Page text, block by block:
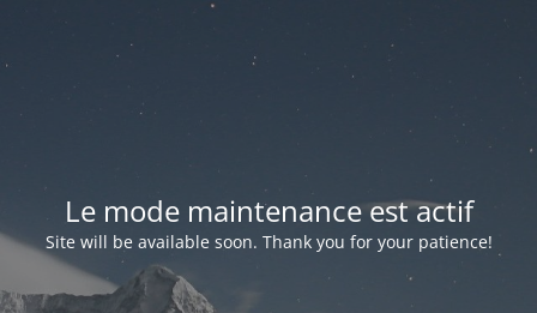
Le mode maintenance est actif
Site will be available soon. Thank you for your patience!